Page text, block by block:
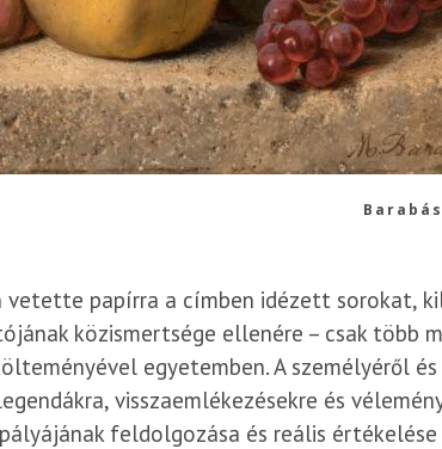
vetette papírra a címben idézett sorokat,
közismertsége ellenére – csak több
egyetemben. A személyéről
visszaemlékezésekre és
feldolgozása és reális